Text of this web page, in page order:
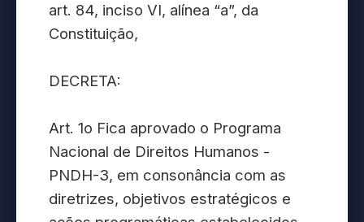
art. 84, inciso VI, alínea “a”, da
Constituição,
DECRETA:
Art. 1o Fica aprovado o Programa
Nacional de Direitos Humanos -
PNDH-3, em consonância com as
diretrizes, objetivos estratégicos e